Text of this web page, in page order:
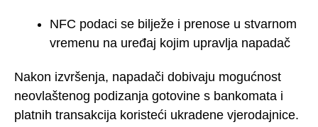
NFC podaci se bilježe i prenose u stvarnom
vremenu na uređaj kojim upravlja napadač
Nakon izvršenja, napadači dobivaju mogućnost
neovlaštenog podizanja gotovine s bankomata i
platnih transakcija koristeći ukradene vjerodajnice.